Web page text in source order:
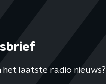
laatste radio nieuws?